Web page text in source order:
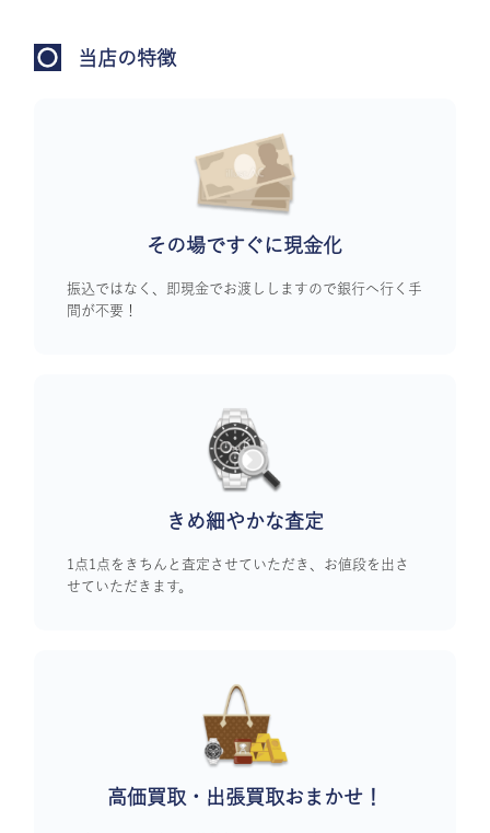
当店の特徴
その場ですぐに現金化
振込ではなく、即現金でお渡ししますので銀行へ行く手
間が不要！
きめ細やかな査定
1点1点をきちんと査定させていただき、お値段を出さ
せていただきます。
高価買取・出張買取おまかせ！